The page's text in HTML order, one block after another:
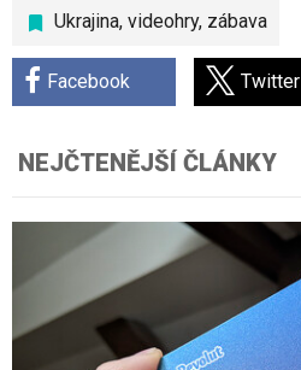
Ukrajina, videohry, zábava
Facebook Twitter
NEJČTENĚJŠÍ ČLÁNKY